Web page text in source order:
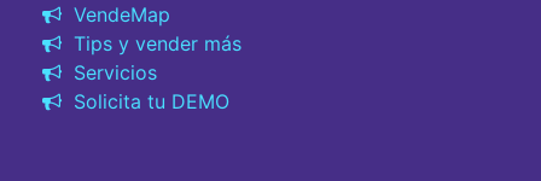
VendeMap
Tips y vender más
Servicios
Solicita tu DEMO